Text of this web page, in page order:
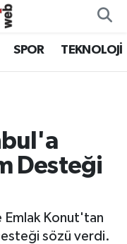
SPOR TEKNOLOJİ
Desteği
Emlak Konut'tan
sözü verdi.